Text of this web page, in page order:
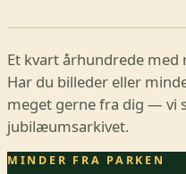
Et kvart århundrede
Har du billeder eller
meget gerne fra dig — vi
jubilæumsarkivet.
MINDER FRA PARKEN